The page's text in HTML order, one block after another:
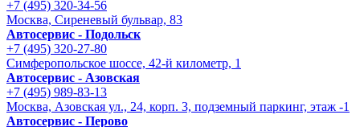
+7 (495) 320-34-56
Москва, Сиреневый бульвар, 83
Автосервис - Подольск
+7 (495) 320-27-80
Симферопольское шоссе, 42-й километр, 1
Автосервис - Азовская
+7 (495) 989-83-13
Москва, Азовская ул., 24, корп. 3, подземный паркинг, этаж -1
Автосервис - Перово